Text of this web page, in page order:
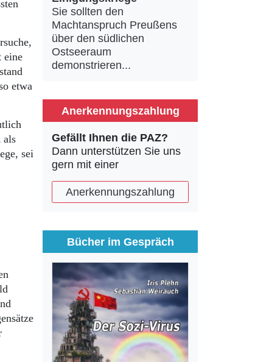
eine
etwa
als
sei
Sie sollten den
Machtanspruch Preußens
über den südlichen
Ostseeraum
demonstrieren...
Anerkennungszahlung
Gefällt Ihnen die PAZ?
Dann unterstützen Sie uns
gern mit einer
Anerkennungszahlung
Bücher im Gespräch